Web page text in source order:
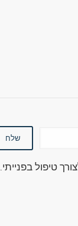
טיפול בפנייתי.